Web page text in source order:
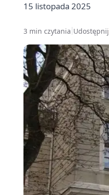
15 listopada 2025
3 min czytania Udostępnij